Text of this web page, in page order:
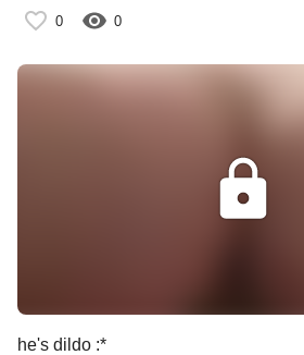
0 0
he's dildo :*